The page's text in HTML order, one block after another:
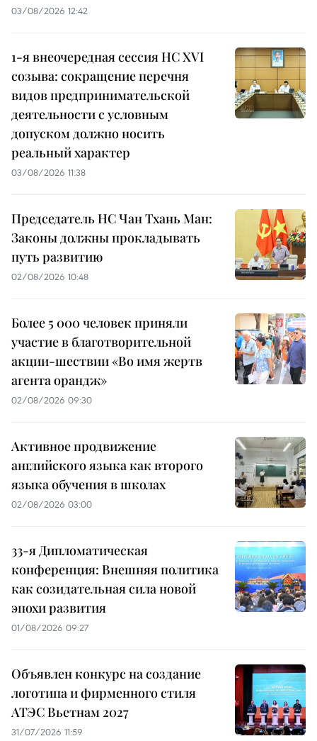
03/08/2026 12:42
1-я внеочередная сессия НС XVI
созыва: сокращение перечня
видов предпринимательской
деятельности с условным
допуском должно носить
реальный характер
03/08/2026 11:38
Председатель НС Чан Тхань Ман:
Законы должны прокладывать
путь развитию
02/08/2026 10:48
Более 5 000 человек приняли
участие в благотворительной
акции-шествии «Во имя жертв
агента орандж»
02/08/2026 09:30
Активное продвижение
английского языка как второго
языка обучения в школах
02/08/2026 03:00
33-я Дипломатическая
конференция: Внешняя политика
как созидательная сила новой
эпохи развития
01/08/2026 09:27
Объявлен конкурс на создание
логотипа и фирменного стиля
АТЭС Вьетнам 2027
31/07/2026 11:59